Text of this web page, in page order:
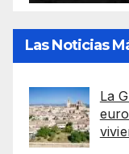
Las Noticias
La